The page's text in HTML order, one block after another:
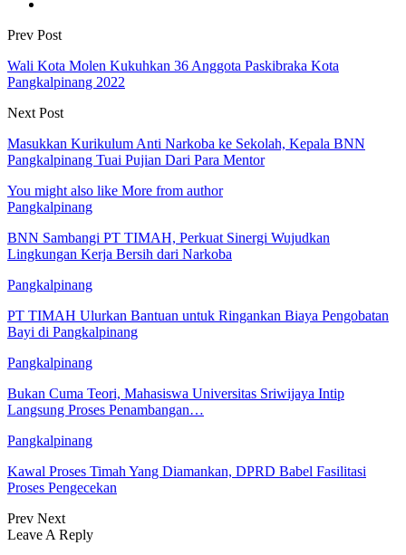
Prev Post
Wali Kota Molen Kukuhkan 36 Anggota Paskibraka Kota
Pangkalpinang 2022
Next Post
Masukkan Kurikulum Anti Narkoba ke Sekolah, Kepala BNN
Pangkalpinang Tuai Pujian Dari Para Mentor
You might also like More from author
Pangkalpinang
BNN Sambangi PT TIMAH, Perkuat Sinergi Wujudkan
Lingkungan Kerja Bersih dari Narkoba
Pangkalpinang
PT TIMAH Ulurkan Bantuan untuk Ringankan Biaya Pengobatan
Bayi di Pangkalpinang
Pangkalpinang
Bukan Cuma Teori, Mahasiswa Universitas Sriwijaya Intip
Langsung Proses Penambangan…
Pangkalpinang
Kawal Proses Timah Yang Diamankan, DPRD Babel Fasilitasi
Proses Pengecekan
Prev Next
Leave A Reply